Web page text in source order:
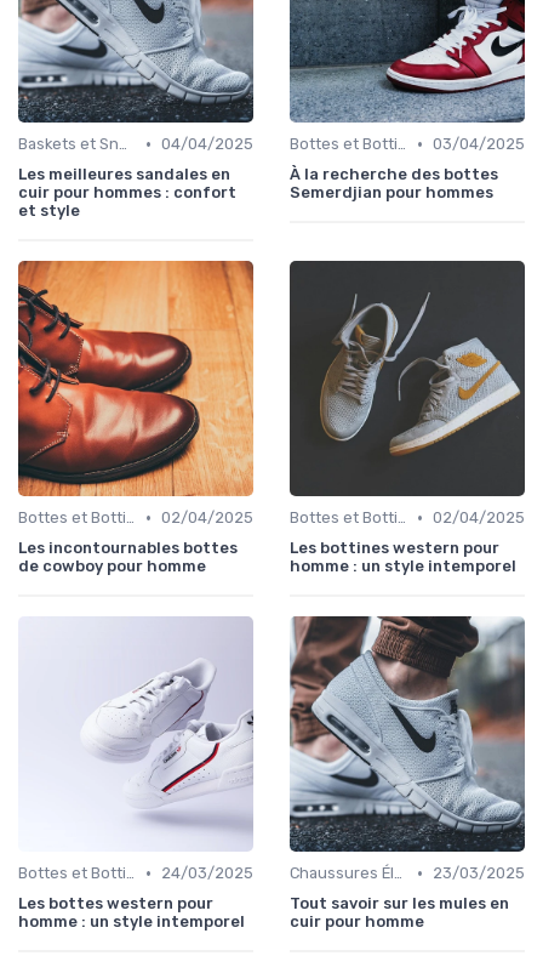
Baskets et Sneakers • 04/04/2025
Les meilleures sandales en
cuir pour hommes : confort
et style
Bottes et Bottines • 03/04/2025
À la recherche des bottes
Semerdjian pour hommes
Bottes et Bottines • 02/04/2025
Les incontournables bottes
de cowboy pour homme
Bottes et Bottines • 02/04/2025
Les bottines western pour
homme : un style intemporel
Bottes et Bottines •
24/03/2025
Les bottes western pour
homme : un style intemporel
Chaussures Élégantes et de Cérémonie •
23/03/2025
Tout savoir sur les mules en
cuir pour homme